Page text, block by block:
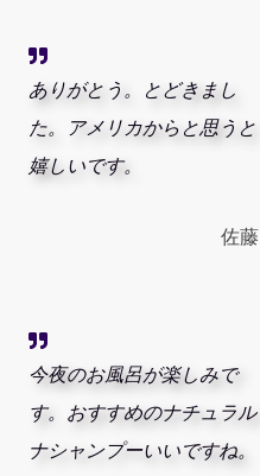
quantity
ありがとう。とどきまし
た。アメリカからと思うと
嬉しいです。
佐藤
今夜のお風呂が楽しみで
す。おすすめのナチュラル
ナシャンプーいいですね。